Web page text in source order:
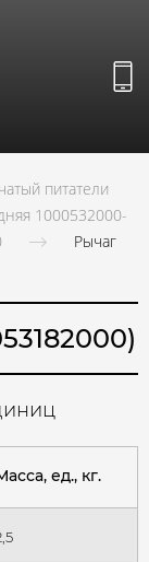
питатели
1000532000-
Рычаг
ед., кг.